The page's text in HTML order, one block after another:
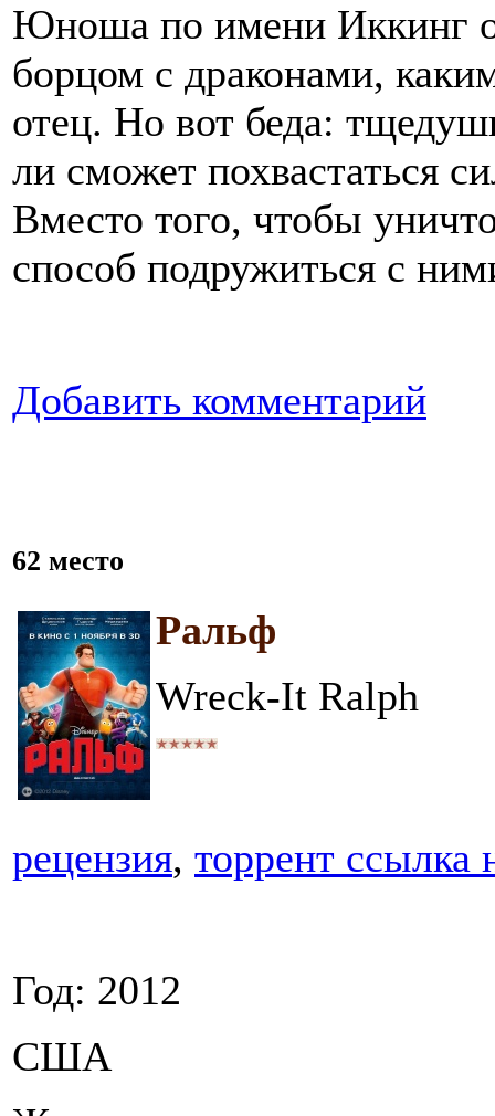
Юноша по имени Иккинг
борцом с драконами,
отец. Но вот беда:
ли сможет похвастаться
Вместо того, чтобы
способ подружиться с
Добавить комментарий
62 место
Ральф
Wreck-It Ralph
рецензия, торрент ссылка
Год: 2012
США